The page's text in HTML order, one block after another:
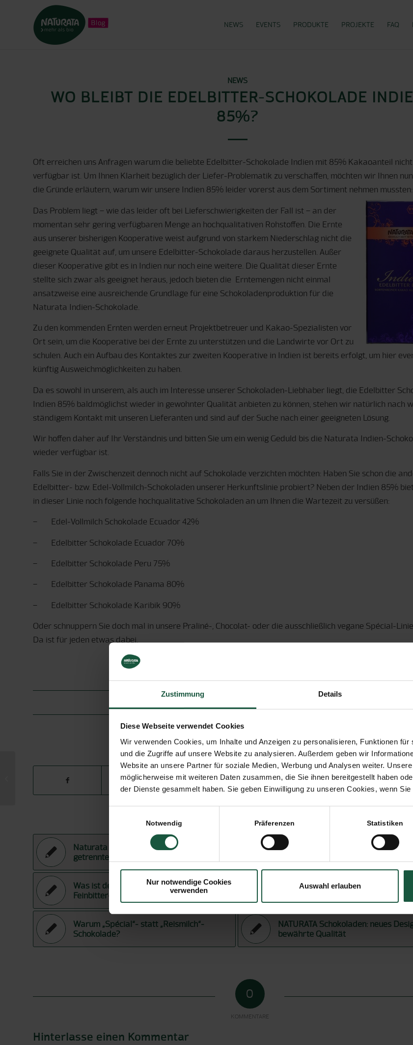
Zustimmung Details
Diese Webseite verwendet Cookies
Wir verwenden Cookies, um Inhalte und Anzeigen zu personalisieren, Funktionen
und die Zugriffe auf unsere Website zu analysieren. Außerdem geben wir
Website an unsere Partner für soziale Medien, Werbung und Analysen weiter.
möglicherweise mit weiteren Daten zusammen, die Sie ihnen bereitgestellt haben
der Dienste gesammelt haben. Sie geben Einwilligung zu unseren Cookies, wenn
Notwendig Präferenzen Statistiken
Nur notwendige Cookies
verwenden
Auswahl erlauben
NEWS EVENTS PRODUKTE PROJEKTE FAQ
NEWS
WO BLEIBT DIE EDELBITTER-SCHOKOLADE
85%?
Oft erreichen uns Anfragen warum die beliebte Edelbitter-Schokolade Indien mit 85% Kakaoanteil
verfügbar ist. Um Ihnen Klarheit bezüglich der Liefer-Problematik zu verschaffen, möchten wir Ihnen
die Gründe erläutern, warum wir unsere Indien 85% leider vorerst aus dem Sortiment nehmen mussten:
Das Problem liegt – wie das leider oft bei Lieferschwierigkeiten der Fall ist – an der
momentan sehr gering verfügbaren Menge an hochqualitativen Rohstoffen. Die Ernte
aus unserer bisherigen Kooperative weist aufgrund von starkem Niederschlag nicht die
geeignete Qualität auf, um unsere Edelbitter-Schokolade daraus herzustellen. Außer
dieser Kooperative gibt es in Indien nur noch eine weitere. Die Qualität dieser Ernte
stellte sich zwar als geeignet heraus, jedoch bieten die Erntemengen nicht einmal
ansatzweise eine ausreichende Grundlage für eine Schokoladenproduktion für die
Naturata Indien-Schokolade.
Zu den kommenden Ernten werden erneut Projektbetreuer und Kakao-Spezialisten vor
Ort sein, um die Kooperative bei der Ernte zu unterstützen und die Landwirte vor Ort zu
schulen. Auch ein Aufbau des Kontaktes zur zweiten Kooperative in Indien ist bereits erfolgt, um hier
künftig Ausweichmöglichkeiten zu haben.
Da es sowohl in unserem, als auch im Interesse unserer Schokoladen-Liebhaber liegt, die Edelbitter
Indien 85% baldmöglichst wieder in gewohnter Qualität anbieten zu können, stehen wir natürlich nach
ständigem Kontakt mit unseren Lieferanten und sind auf der Suche nach einer geeigneten Lösung.
Wir hoffen daher auf Ihr Verständnis und bitten Sie um ein wenig Geduld bis die Naturata Indien-
wieder verfügbar ist.
Falls Sie in der Zwischenzeit dennoch nicht auf Schokolade verzichten möchten: Haben Sie schon die
Edelbitter- bzw. Edel-Vollmilch-Schokoladen unserer Herkunftslinie probiert? Neben der Indien 85%
in dieser Linie noch folgende hochqualitative Schokoladen an um Ihnen die Wartezeit zu versüßen:
– Edel-Vollmilch Schokolade Ecuador 42%
– Edelbitter Schokolade Ecuador 70%
– Edelbitter Schokolade Peru 75%
– Edelbitter Schokolade Panama 80%
– Edelbitter Schokolade Karibik 90%
Oder schnuppern Sie doch mal in unsere Praliné-, Chocolat- oder die ausschließlich vegane Spécial-Linie
Da ist für jeden etwas dabei.
SCHLAGWORTE: PROJEKTE
Eintrag teilen
Das könnte Dich auch interessieren
Naturata und Tarnamenti gehen
getrennte Wege
Naturata Schokoladen erhalten Gold
Was ist der Unterschied zwischen
Feinbitter- und Edelbitter Schokoladen?
Jubiläums-Special: Unsere
Warum „Spécial“- statt „Reismilch“-
Schokolade?
NATURATA Schokoladen: neues
bewährte Qualität
0
KOMMENTARE
Hinterlasse einen Kommentar